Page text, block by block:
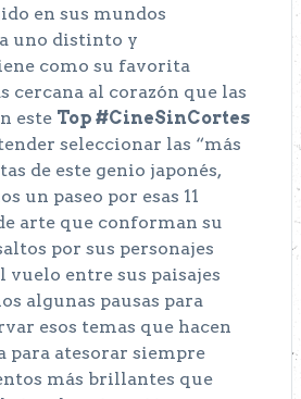
en sus mundos
uno distinto y
como su favorita
cercana al corazón que las
este Top #CineSinCortes
seleccionar las “más
de este genio japonés,
un paseo por esas 11
arte que conforman su
por sus personajes
vuelo entre sus paisajes
algunas pausas para
esos temas que hacen
para atesorar siempre
más brillantes que